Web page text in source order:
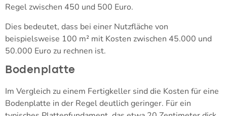
Regel zwischen 450 und 500 Euro.
Dies bedeutet, dass bei einer Nutzfläche von
beispielsweise 100 m² mit Kosten zwischen 45.000 und
50.000 Euro zu rechnen ist.
Bodenplatte
Im Vergleich zu einem Fertigkeller sind die Kosten für eine
Bodenplatte in der Regel deutlich geringer. Für ein